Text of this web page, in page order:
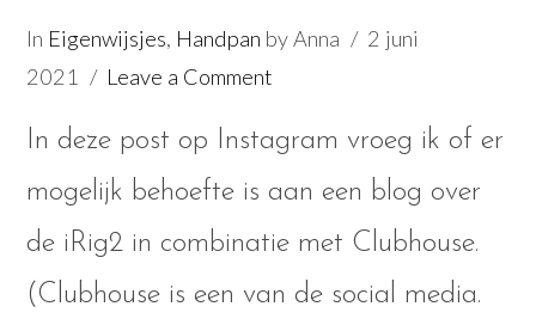
In Eigenwijsjes, Handpan by Anna
2 juni
2021
Leave a Comment
In deze post op Instagram vroeg ik of er
mogelijk behoefte is aan een blog over
de iRig2 in combinatie met Clubhouse.
(Clubhouse is een van de social media.